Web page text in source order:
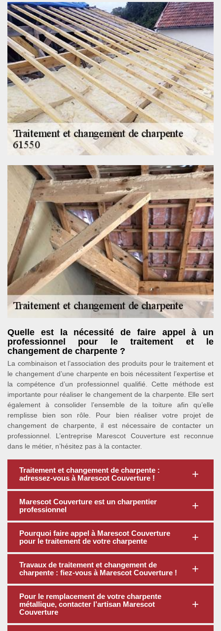
Quelle est la nécessité de faire appel à un
professionnel pour le traitement et le
changement de charpente ?
La combinaison et l’association des produits pour le traitement et
le changement d’une charpente en bois nécessitent l’expertise et
la compétence d’un professionnel qualifié. Cette méthode est
importante pour réaliser le changement de la charpente. Elle sert
également à consolider l’ensemble de la toiture afin qu’elle
remplisse bien son rôle. Pour bien réaliser votre projet de
changement de charpente, il est nécessaire de contacter un
professionnel. L’entreprise Marescot Couverture est reconnue
dans le métier, n’hésitez pas à la contacter.
Traitement et changement de charpente :
adressez-vous à Marescot Couverture !
Marescot Couverture est un charpentier
professionnel
Pourquoi faire appel à Marescot Couverture
pour le traitement de votre charpente
Travaux de traitement et changement de
charpente : fiez-vous à Marescot Couverture !
Pour le remplacement de votre charpente
métallique, contacter l’artisan Marescot
Couverture